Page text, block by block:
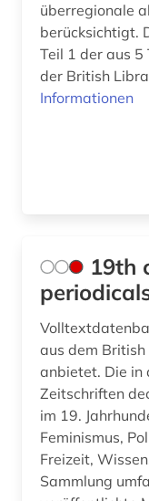
benjamin (1)
berber (1)
bergbau (2)
bern (1)
berufe (1)
überregionale
berücksichtigt.
Teil 1 der aus 5
der British
Informationen
19th
aus dem British
anbietet. Die in
Zeitschriften
im 19.
Feminismus,
Freizeit,
Sammlung